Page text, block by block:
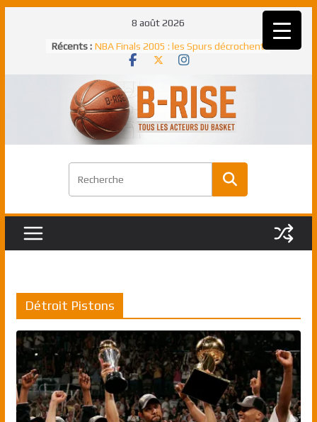
8 août 2026
Récents :
meilleur défenseur d’une saison NBA
NBA Finals 2005 : les Spurs décrochent
un troisième titre NBA, la rude bataille
face aux Pistons
NBA Finals 2021 : les Bucks et Giannis
Antetokounmpo triomphent, le Greek
Freek élu MVP
match à plus de 40 points en NBA, le
canadien transcendant face aux Spurs
Pau Gasol dans l’histoire en 2002 :
Détroit Pistons